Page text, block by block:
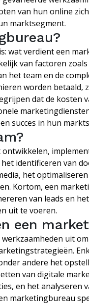
van hun online
marktsegment.
wat verdient een
van factoren
het team en de
worden betaald,
dat de kosten
succes in hun
identificeren van
het
Kortom, een
van leads en
uit te voeren.
een
uit
andere het
van digitale
en het analyseren
marketingbureau